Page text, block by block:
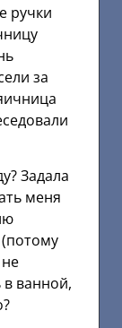
ручки
за
Задала
меня
ванной,